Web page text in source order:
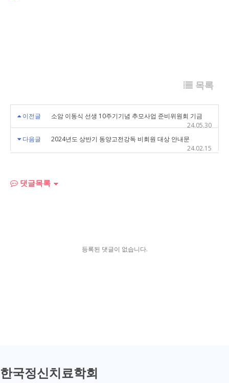
목록
이전글
소암 이동식 선생 10주기기념 추모사업 준비위원회 기금
24.05.30
다음글
2024년도 상반기 동양고전강독 비회원 대상 안내문
24.02.15
댓글목록
등록된 댓글이 없습니다.
한국정신치료학회